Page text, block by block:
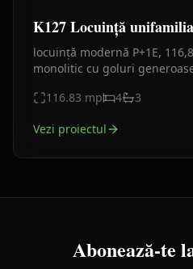
K127 Locuință
locuință modernă P+1E,
monolitic cu goluri
116.83 mp 4 3
Vezi proiectul
Abonează-te